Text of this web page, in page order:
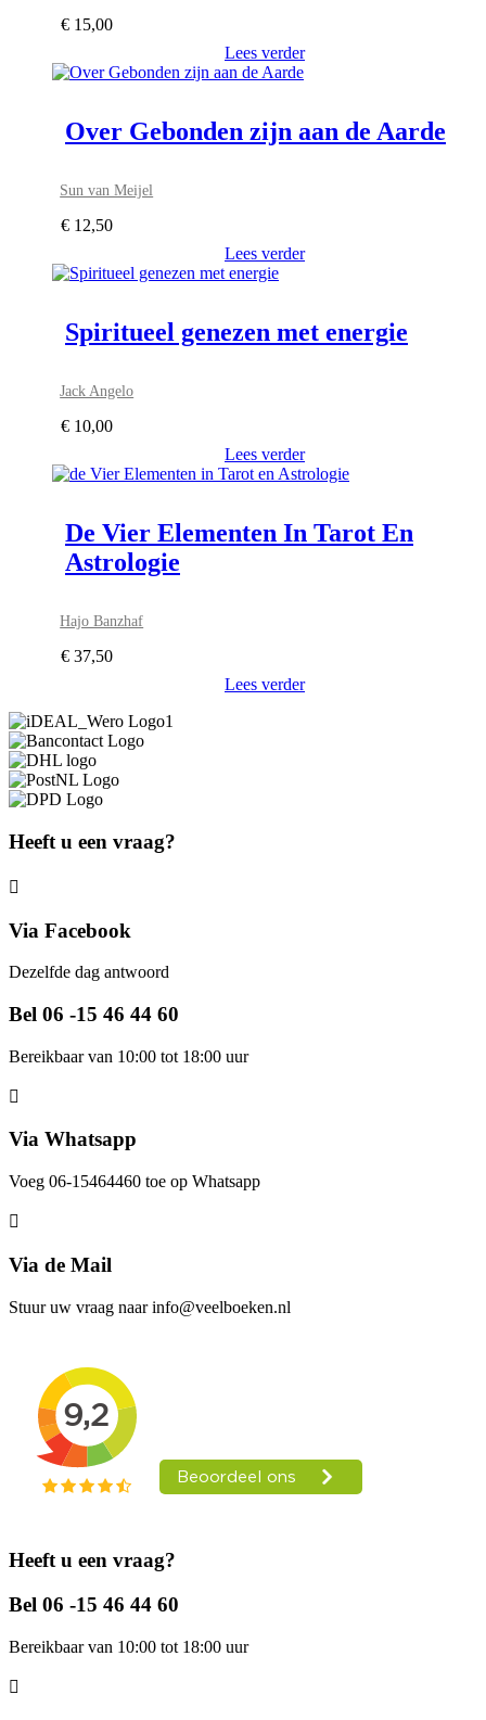
€ 15,00
Lees verder
Over Gebonden zijn aan de Aarde
Sun van Meijel
€ 12,50
Lees verder
Spiritueel genezen met energie
Jack Angelo
€ 10,00
Lees verder
De Vier Elementen In Tarot En
Astrologie
Hajo Banzhaf
€ 37,50
Lees verder
Heeft u een vraag?
Via Facebook
Dezelfde dag antwoord
Bel 06 -15 46 44 60
Bereikbaar van 10:00 tot 18:00 uur
Via Whatsapp
Voeg 06-15464460 toe op Whatsapp
Via de Mail
Stuur uw vraag naar info@veelboeken.nl
Heeft u een vraag?
Bel 06 -15 46 44 60
Bereikbaar van 10:00 tot 18:00 uur